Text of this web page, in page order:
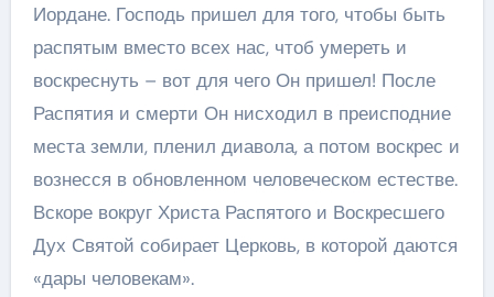
Иордане. Господь пришел для того, чтобы быть
распятым вместо всех нас, чтоб умереть и
воскреснуть – вот для чего Он пришел! После
Распятия и смерти Он нисходил в преисподние
места земли, пленил диавола, а потом воскрес и
вознесся в обновленном человеческом естестве.
Вскоре вокруг Христа Распятого и Воскресшего
Дух Святой собирает Церковь, в которой даются
«дары человекам».